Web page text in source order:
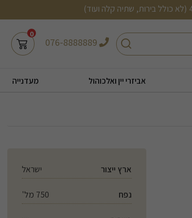
חיפוש
0
אביזרי יין ואלכוהול מעדנייה
ארץ ייצור ישראל
נפח 750 מל'